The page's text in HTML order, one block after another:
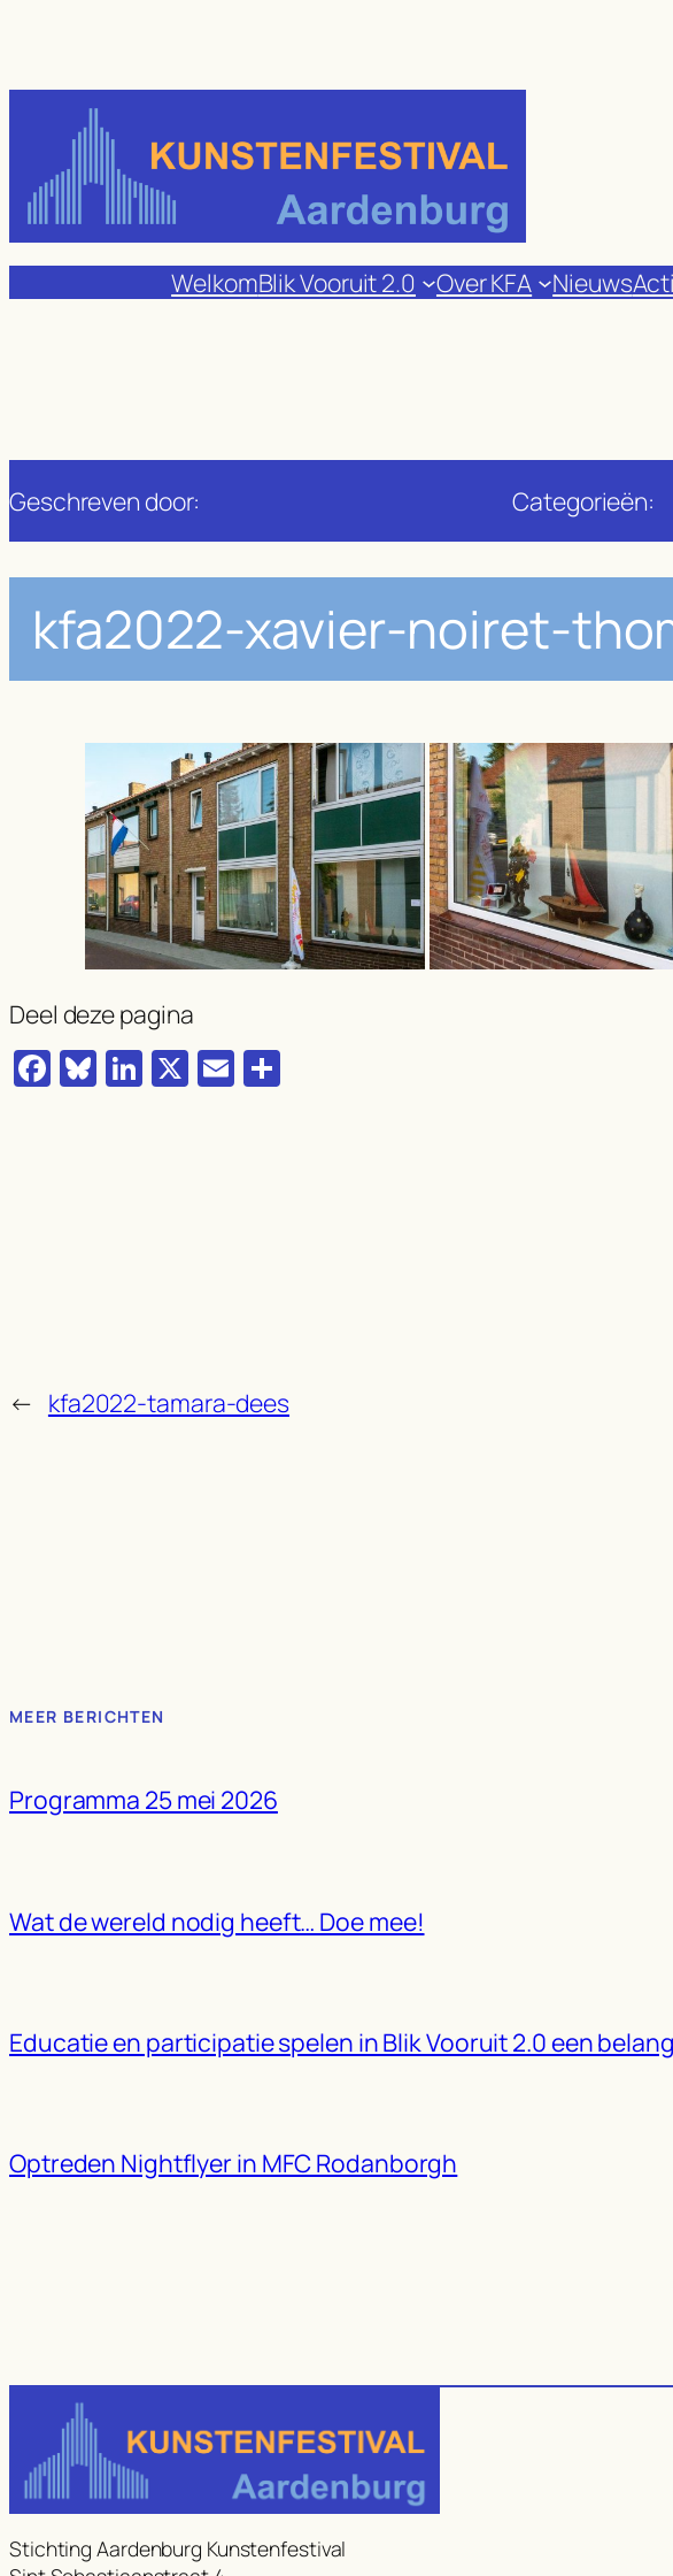
de
inhoud
WelkomBlik Vooruit 2.0 Over KFA Nieuws
Geschreven door: Categorieën:
kfa2022-xavier-noiret-
Deel deze pagina
Facebook
Bluesky
LinkedIn
X Email
← kfa2022-tamara-dees
MEER BERICHTEN
Programma 25 mei 2026
Wat de wereld nodig heeft… Doe mee!
Educatie en participatie spelen in Blik Vooruit 2.0 een
Optreden Nightflyer in MFC Rodanborgh
Stichting Aardenburg Kunstenfestival